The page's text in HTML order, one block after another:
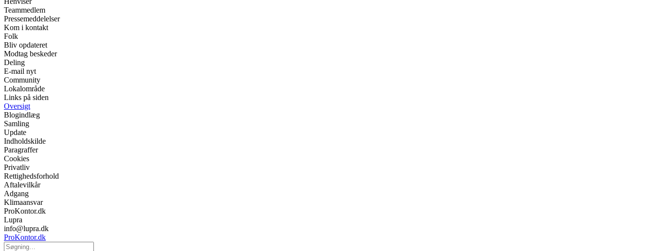
Teammedlem
Pressemeddelelser
Kom i kontakt
Folk
Bliv opdateret
Modtag beskeder
Deling
E-mail nyt
Community
Lokalområde
Links på siden
Oversigt
Blogindlæg
Samling
Update
Indholdskilde
Paragraffer
Cookies
Privatliv
Rettighedsforhold
Aftalevilkår
Adgang
Klimaansvar
ProKontor.dk
Lupra
info@lupra.dk
ProKontor.dk